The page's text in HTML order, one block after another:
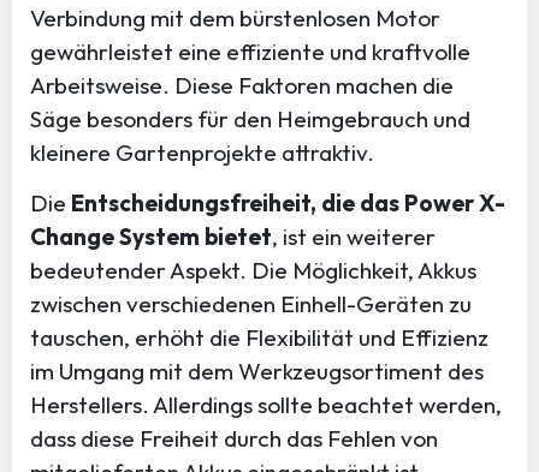
Verbindung mit dem bürstenlosen Motor
gewährleistet eine effiziente und kraftvolle
Arbeitsweise. Diese Faktoren machen die
Säge besonders für den Heimgebrauch und
kleinere Gartenprojekte attraktiv.
Die Entscheidungsfreiheit, die das Power X-
Change System bietet, ist ein weiterer
bedeutender Aspekt. Die Möglichkeit, Akkus
zwischen verschiedenen Einhell-Geräten zu
tauschen, erhöht die Flexibilität und Effizienz
im Umgang mit dem Werkzeugsortiment des
Herstellers. Allerdings sollte beachtet werden,
dass diese Freiheit durch das Fehlen von